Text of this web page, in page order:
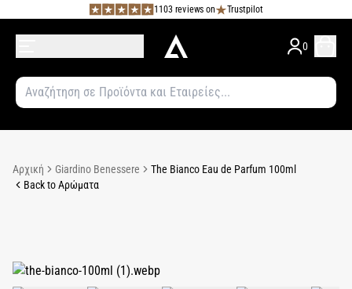
1103 reviews on Trustpilot
0
Αρχική Giardino Benessere
The Bianco Eau de Parfum 100ml
Back to Αρώματα